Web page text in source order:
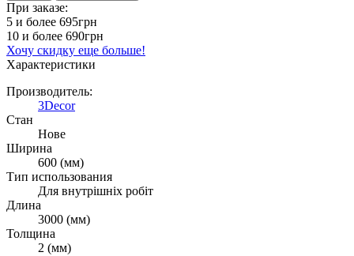
При заказе:
5 и более 695грн
10 и более 690грн
Хочу скидку еще больше!
Характеристики
Производитель:
3Decor
Стан
Нове
Ширина
600 (мм)
Тип использования
Для внутрішніх робіт
Длина
3000 (мм)
Толщина
2 (мм)